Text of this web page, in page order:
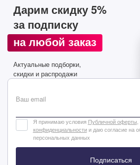
Дарим скидку 5%
за подписку
на любой заказ
Актуальные подборки,
скидки и распродажи
Ваш email
Я принимаю условия Публичной оферты
конфиденциальностии даю согласие на
персональных данных
Подписаться
Дарим скидку 5%
за
телеграм-канал
Стильные подборки, эксклюзивные
Подписаться